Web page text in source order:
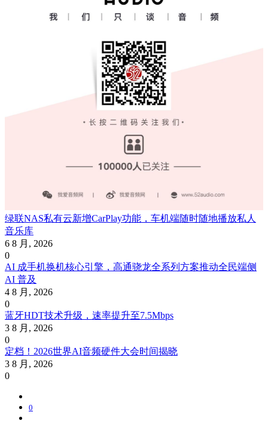
绿联NAS私有云新增CarPlay功能，车机端随时随地播放私人
音乐库
6 8 月, 2026
0
AI 成手机换机核心引擎，高通骁龙全系列方案推动全民端侧
AI 普及
4 8 月, 2026
0
蓝牙HDT技术升级，速率提升至7.5Mbps
3 8 月, 2026
0
定档！2026世界AI音频硬件大会时间揭晓
3 8 月, 2026
0
0